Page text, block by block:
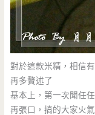
對於這款米精，相信
再多贅述了
基本上，第一次聞任
再張口，搞的大家火